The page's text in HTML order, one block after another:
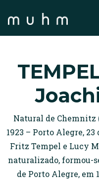
Natural de Chemnitz
1923 – Porto Alegre,
Fritz Tempel e Lucy
naturalizado, formou-
de Porto Alegre, em